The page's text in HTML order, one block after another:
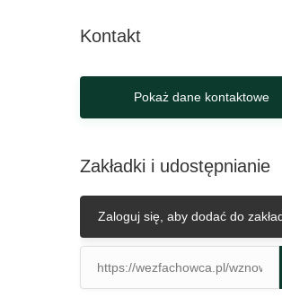
Kontakt
Pokaż dane kontaktowe
Zakładki i udostępnianie
Zaloguj się, aby dodać do